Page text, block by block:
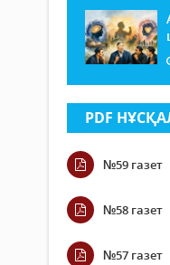
PDF
№59 газет
№58 газет
№57 газет